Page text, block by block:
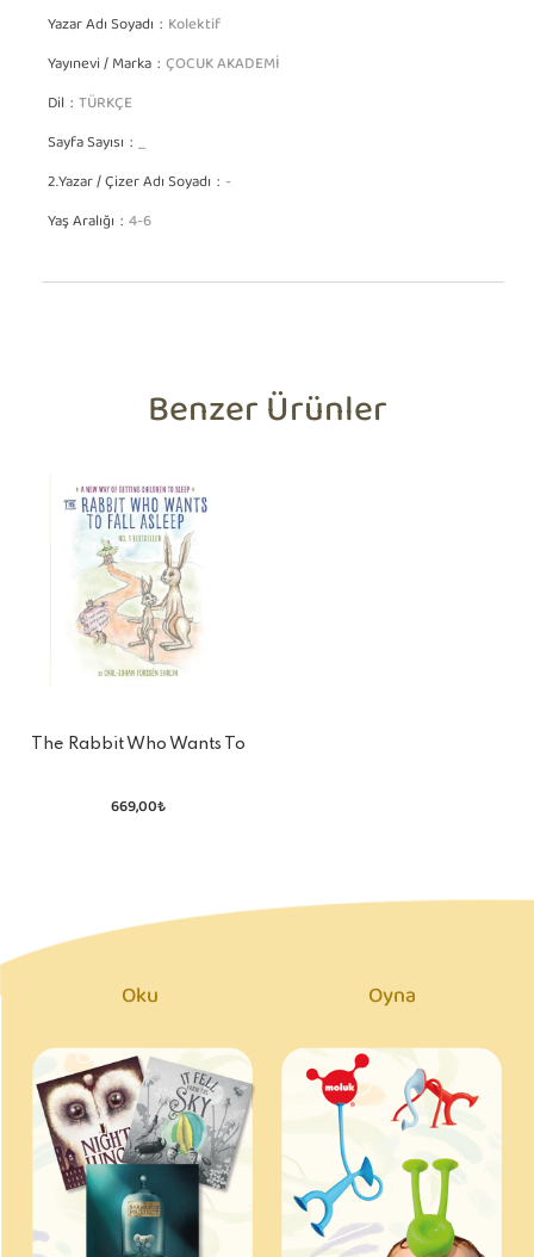
Yazar Adı Soyadı Kolektif
Yayınevi / Marka ÇOCUK AKADEMİ
Dil TÜRKÇE
Sayfa Sayısı _
2.Yazar / Çizer Adı Soyadı -
Yaş Aralığı 4-6
Benzer Ürünler
The Rabbit Who Wants To
669,00₺
Oku Oyna